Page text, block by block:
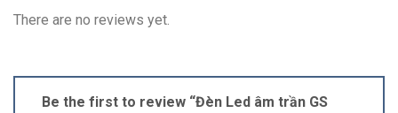
There are no reviews yet.
Be the first to review “Đèn Led âm trần GS